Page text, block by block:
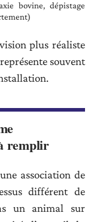
bovine, dépistage
plus réaliste
souvent
remplir
association de
différent de
un animal sur